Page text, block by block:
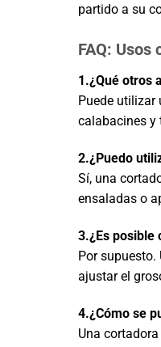
partido a su
FAQ:
1.¿Qué otros
Puede utilizar
calabacines y
2.¿Puedo
Sí, una
ensaladas o
3.¿Es posible
Por supuesto.
ajustar el
4.¿Cómo se
Una